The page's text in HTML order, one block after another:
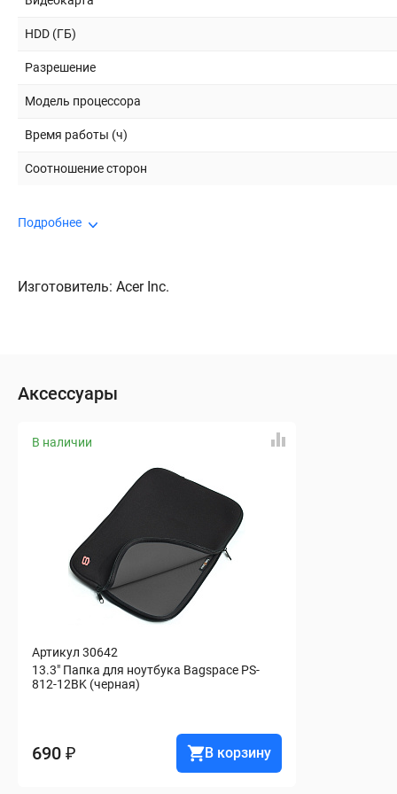
HDD (ГБ)
Разрешение
Модель процессора
Время работы (ч)
Соотношение сторон
Подробнее
Изготовитель: Acer Inc.
Аксессуары
В наличии
Артикул 30642
13.3" Папка для ноутбука Bagspace PS-
812-12BK (черная)
690 ₽ В корзину